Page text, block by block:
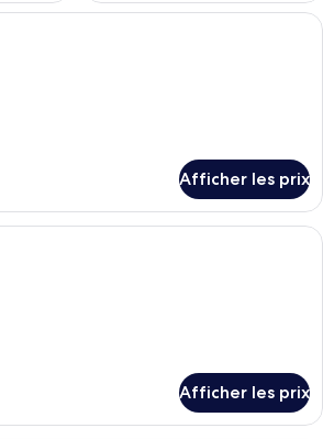
Une chambre moderne avec un lit,
Afficher les prix
Une chambre moderne avec un lit,
Afficher les prix